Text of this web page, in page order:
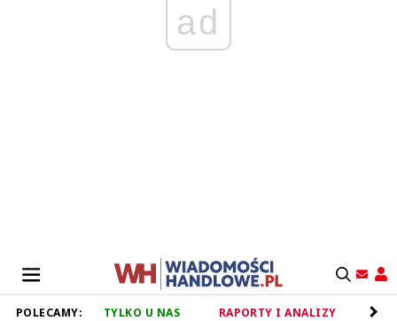
ad
POLECAMY: TYLKO U NAS RAPORTY I ANALIZY